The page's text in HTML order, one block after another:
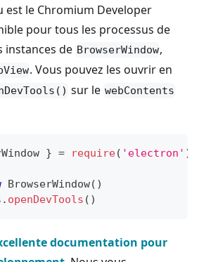
est le Chromium Developer
pour tous les processus de
instances de BrowserWindow,
. Vous pouvez les ouvrir en
sur le webContents
} = require( 'electron' )
BrowserWindow( )
. openDevTools ( )
documentation pour